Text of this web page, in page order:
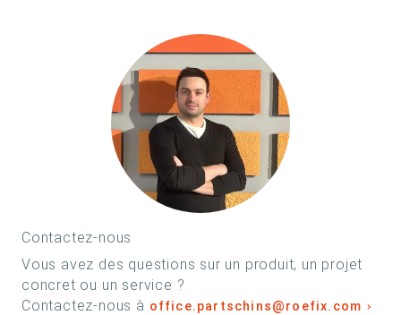
Contactez-nous
Vous avez des questions sur un produit, un projet
concret ou un service ?
Contactez-nous à office.partschins@roefix.com